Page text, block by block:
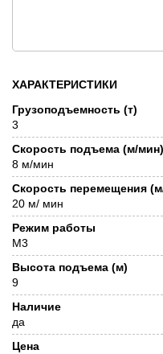
ХАРАКТЕРИСТИКИ
Грузоподъемность (т)
3
Скорость подъема (м/мин)
8 м/мин
Скорость перемещения
20 м/ мин
Режим работы
М3
Высота подъема (м)
9
Наличие
да
Цена